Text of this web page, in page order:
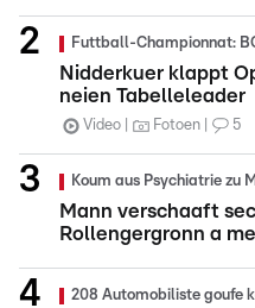
Futtball-Championnat:
Nidderkuer klappt
neien Tabelleleader
Video Fotoen 5
Koum aus Psychiatrie zu
Mann verschaaft
Rollengergronn a
208 Automobiliste goufe